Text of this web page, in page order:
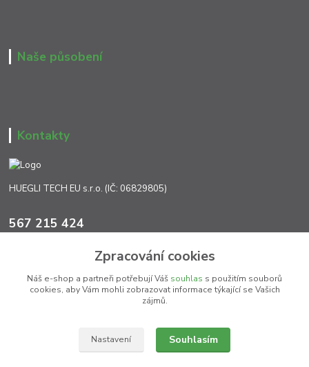
Naše působení
Kontakty
HUEGLI TECH EU s.r.o. (IČ: 06829805)
567 215 424
Zpracování cookies
Náš e-shop a partneři potřebují Váš souhlas s použitím souborů
cookies, aby Vám mohli zobrazovat informace týkající se Vašich
zájmů.
Nastavení Souhlasím